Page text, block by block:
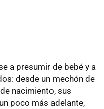
a presumir de bebé y a
desde un mechón de
nacimiento, sus
poco más adelante,